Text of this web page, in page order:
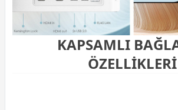
KAPSAMLI
ÖZELLİKLERİ